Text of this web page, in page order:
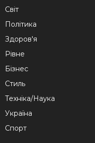
Cвіт
Політика
Здоров'я
Рівне
Бізнес
Стиль
Техніка/Наука
Україна
Спорт